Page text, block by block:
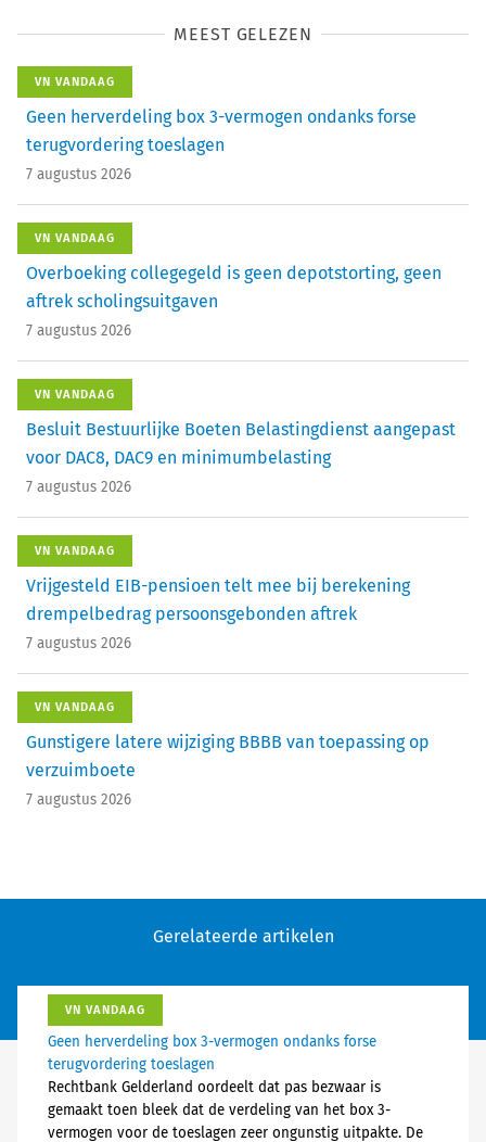
MEEST GELEZEN
VN VANDAAG
Geen herverdeling box 3-vermogen ondanks forse
terugvordering toeslagen
7 augustus 2026
VN VANDAAG
Overboeking collegegeld is geen depotstorting, geen
aftrek scholingsuitgaven
7 augustus 2026
VN VANDAAG
Besluit Bestuurlijke Boeten Belastingdienst aangepast
voor DAC8, DAC9 en minimumbelasting
7 augustus 2026
VN VANDAAG
Vrijgesteld EIB-pensioen telt mee bij berekening
drempelbedrag persoonsgebonden aftrek
7 augustus 2026
VN VANDAAG
Gunstigere latere wijziging BBBB van toepassing op
verzuimboete
7 augustus 2026
Gerelateerde artikelen
VN VANDAAG
Geen herverdeling box 3-vermogen ondanks forse
terugvordering toeslagen
Rechtbank Gelderland oordeelt dat pas bezwaar is
gemaakt toen bleek dat de verdeling van het box 3-
vermogen voor de toeslagen zeer ongunstig uitpakte. De